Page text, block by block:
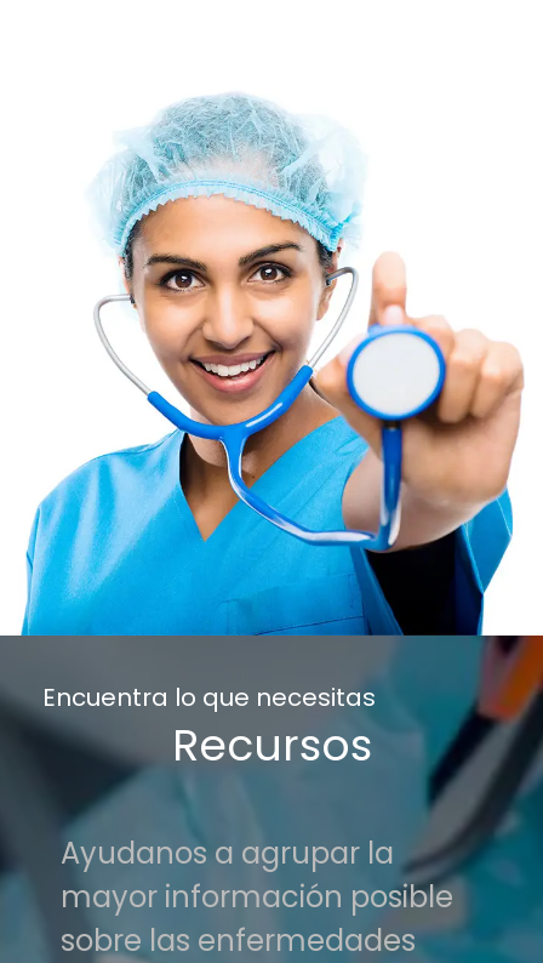
Encuentra lo que necesitas
Recursos
Ayudanos a agrupar la
mayor información posible
sobre las enfermedades